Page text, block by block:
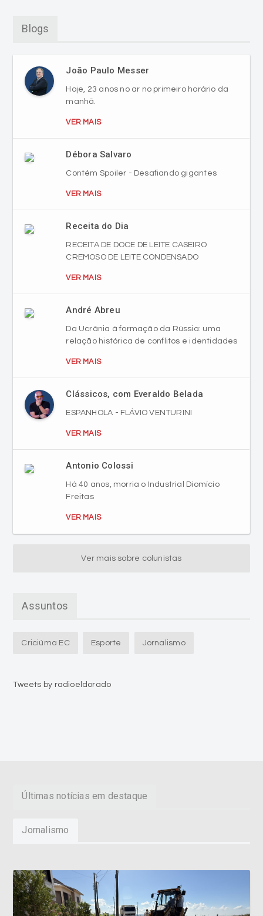
Blogs
João Paulo Messer
Hoje, 23 anos no ar no primeiro horário da
manhã.
VER MAIS
Débora Salvaro
Contém Spoiler - Desafiando gigantes
VER MAIS
Receita do Dia
RECEITA DE DOCE DE LEITE CASEIRO
CREMOSO DE LEITE CONDENSADO
VER MAIS
André Abreu
Da Ucrânia à formação da Rússia: uma
relação histórica de conflitos e identidades
VER MAIS
Clássicos, com Everaldo Belada
ESPANHOLA - FLÁVIO VENTURINI
VER MAIS
Antonio Colossi
Há 40 anos, morria o Industrial Diomício
Freitas
VER MAIS
Ver mais sobre colunistas
Assuntos
Criciúma EC Esporte Jornalismo
Tweets by radioeldorado
Últimas notícias em destaque
Jornalismo